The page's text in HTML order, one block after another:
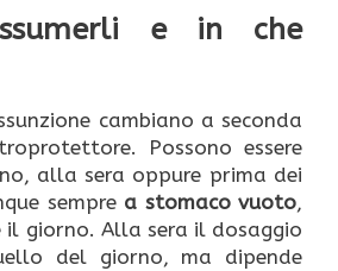
e in che
cambiano a seconda
Possono essere
alla sera oppure prima dei
sempre a stomaco vuoto,
il giorno. Alla sera il dosaggio
del giorno, ma dipende